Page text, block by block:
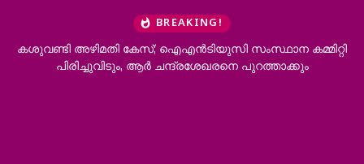
BREAKING!
അഴിമതി കേസ്; ഐഎന്‍ടിയുസി സംസ്ഥാന കമ്മിറ്റി
പിരിച്ചുവിടും, ആര്‍ ചന്ദ്രശേഖരനെ പുറത്താക്കും